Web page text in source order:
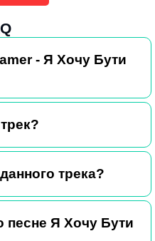
- Я Хочу Бути
трека?
Я Хочу Бути